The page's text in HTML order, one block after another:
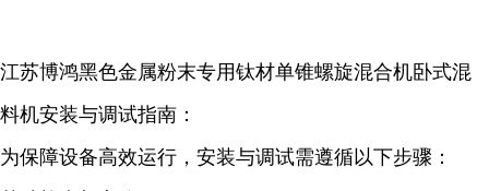
江苏博鸿黑色金属粉末专用钛材单锥螺旋混合机卧式混
料机安装与调试指南：
为保障设备高效运行，安装与调试需遵循以下步骤：